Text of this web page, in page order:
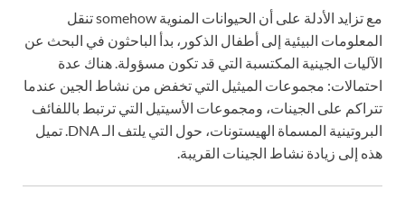
مع تزايد الأدلة على أن الحيوانات المنوية somehow تنقل
المعلومات البيئية إلى أطفال الذكور، بدأ الباحثون في البحث عن
الآليات الجينية المكتسبة التي قد تكون مسؤولة. هناك عدة
احتمالات: مجموعات الميثيل التي تخفض من نشاط الجين عندما
تتراكم على الجينات، ومجموعات الأسيتيل التي ترتبط باللفائف
البروتينية المسماة الهيستونات، حول التي يلتف الـ DNA. تميل
هذه إلى زيادة نشاط الجينات القريبة.